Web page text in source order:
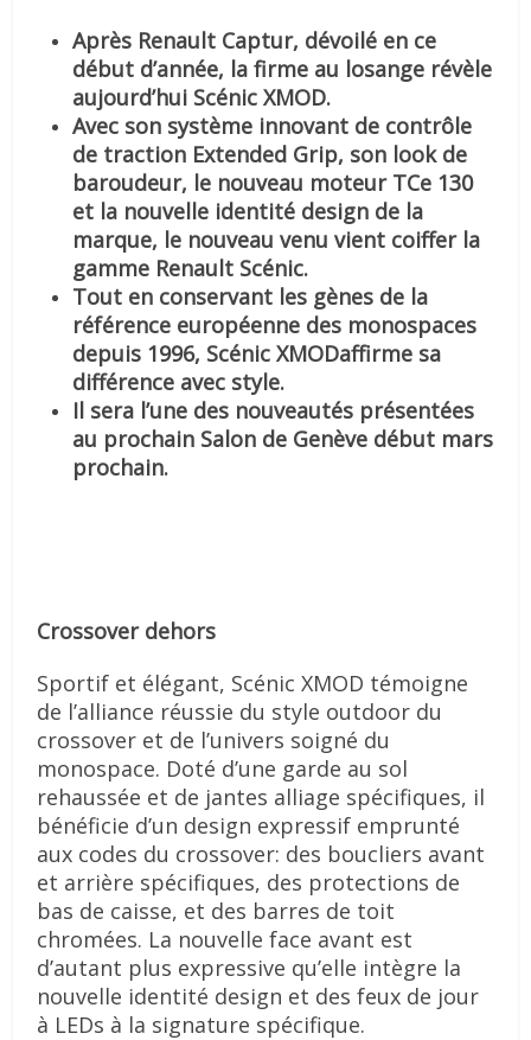
Après Renault Captur, dévoilé en ce
début d’année, la firme au losange révèle
aujourd’hui Scénic XMOD.
Avec son système innovant de contrôle
de traction Extended Grip, son look de
baroudeur, le nouveau moteur TCe 130
et la nouvelle identité design de la
marque, le nouveau venu vient coiffer la
gamme Renault Scénic.
Tout en conservant les gènes de la
référence européenne des monospaces
depuis 1996, Scénic XMODaffirme sa
différence avec style.
Il sera l’une des nouveautés présentées
au prochain Salon de Genève début mars
prochain.
Crossover dehors
Sportif et élégant, Scénic XMOD témoigne
de l’alliance réussie du style outdoor du
crossover et de l’univers soigné du
monospace. Doté d’une garde au sol
rehaussée et de jantes alliage spécifiques, il
bénéficie d’un design expressif emprunté
aux codes du crossover: des boucliers avant
et arrière spécifiques, des protections de
bas de caisse, et des barres de toit
chromées. La nouvelle face avant est
d’autant plus expressive qu’elle intègre la
nouvelle identité design et des feux de jour
à LEDs à la signature spécifique.